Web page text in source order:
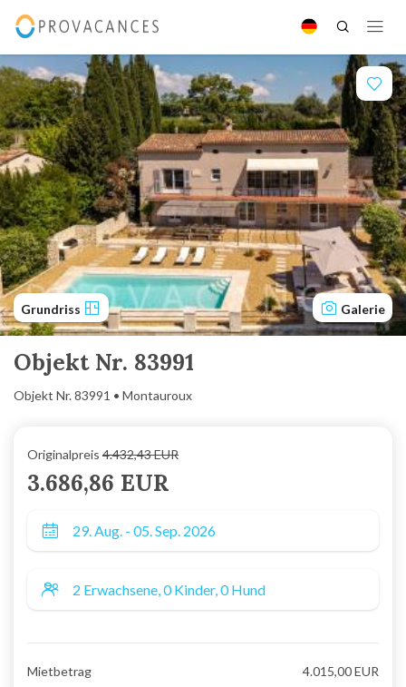
Grundriss Galerie
Objekt Nr. 83991
Objekt Nr. 83991 • Montauroux
Originalpreis 4.432,43 EUR
3.686,86 EUR
Mietbetrag 4.015,00 EUR